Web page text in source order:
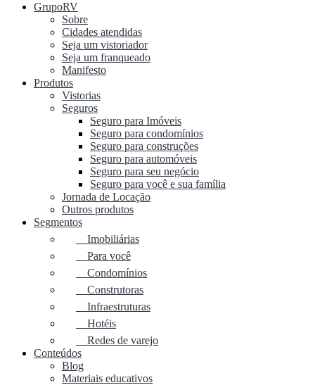
GrupoRV
Sobre
Cidades atendidas
Seja um vistoriador
Seja um franqueado
Manifesto
Produtos
Vistorias
Seguros
Seguro para Imóveis
Seguro para condomínios
Seguro para construções
Seguro para automóveis
Seguro para seu negócio
Seguro para você e sua família
Jornada de Locação
Outros produtos
Segmentos
Imobiliárias
Para você
Condomínios
Construtoras
Infraestruturas
Hotéis
Redes de varejo
Conteúdos
Blog
Materiais educativos